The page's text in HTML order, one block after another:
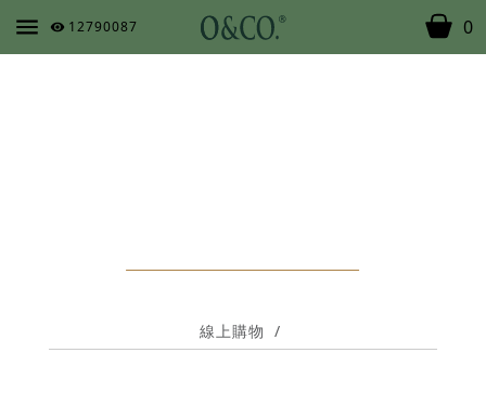
12790087 0
線上購物 /